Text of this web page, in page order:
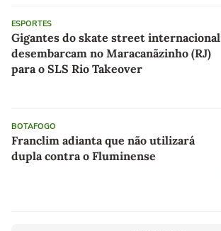
ESPORTES
Gigantes do skate street internacional
desembarcam no Maracanãzinho (RJ)
para o SLS Rio Takeover
BOTAFOGO
Franclim adianta que não utilizará
dupla contra o Fluminense